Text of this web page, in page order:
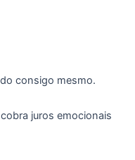
consigo mesmo.
juros emocionais